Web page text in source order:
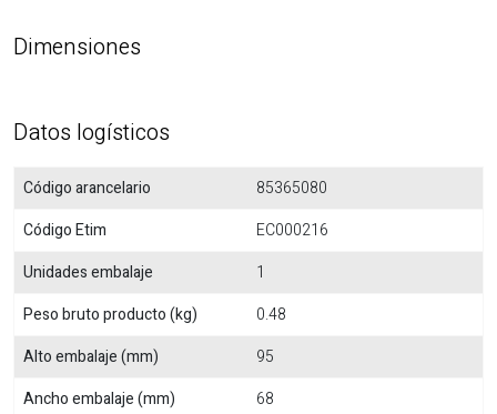
Dimensiones
Datos logísticos
Código arancelario
85365080
Código Etim
EC000216
Unidades embalaje
1
Peso bruto producto (kg)
0.48
Alto embalaje (mm)
95
Ancho embalaje (mm)
68